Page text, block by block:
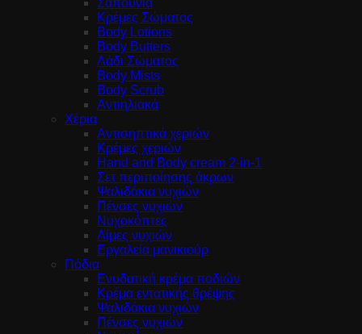
Κρέμες Σώματος
Body Lotions
Body Butters
Λάδι Σώματος
Body Mists
Body Scrub
Αντιηλιακά
Χέρια
Αντισηπτικά χεριών
Κρέμες χεριών
Hand and Body cream 2-in-1
Σετ περιποίησης άκρων
Ψαλιδάκια νυχιών
Πένσες νυχιών
Νυχοκόπτες
Λίμες νυχιών
Εργαλεία μανικιούρ
Πόδια
Ενυδατική κρέμα ποδιών
Κρέμα εντατικής θρέψης
Ψαλιδάκια νυχιών
Πένσες νυχιών